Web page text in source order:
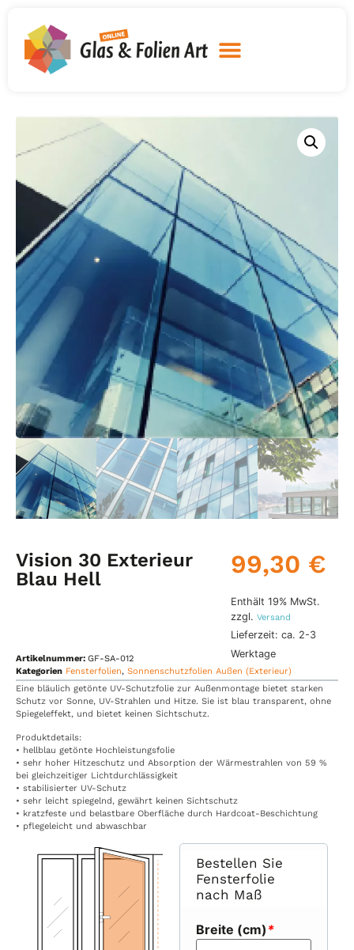
Vision 30 Exterieur
Blau Hell
99,30 €
Enthält 19% MwSt.
zzgl.Versand
Lieferzeit: ca. 2-3
Werktage
Artikelnummer: GF-SA-012
Kategorien Fensterfolien, Sonnenschutzfolien Außen (Exterieur)
Eine bläulich getönte UV-Schutzfolie zur Außenmontage bietet starken
Schutz vor Sonne, UV-Strahlen und Hitze. Sie ist blau transparent, ohne
Spiegeleffekt, und bietet keinen Sichtschutz.
Produktdetails:
• hellblau getönte Hochleistungsfolie
• sehr hoher Hitzeschutz und Absorption der Wärmestrahlen von 59 %
bei gleichzeitiger Lichtdurchlässigkeit
• stabilisierter UV-Schutz
• sehr leicht spiegelnd, gewährt keinen Sichtschutz
• kratzfeste und belastbare Oberfläche durch Hardcoat-Beschichtung
• pflegeleicht und abwaschbar
Bestellen Sie
Fensterfolie
nach Maß
Breite (cm) *